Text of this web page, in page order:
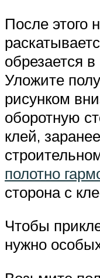
После этого
обрезается
Уложите
рисунком
оборотную
клей,
полотно
сторона с
Чтобы
нужно